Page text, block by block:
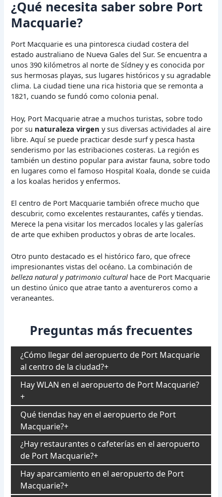
¿Qué necesita saber sobre Port
Macquarie?
Port Macquarie es una pintoresca ciudad costera del
estado australiano de Nueva Gales del Sur. Se encuentra a
unos 390 kilómetros al norte de Sídney y es conocida por
sus hermosas playas, sus lugares históricos y su agradable
clima. La ciudad tiene una rica historia que se remonta a
1821, cuando se fundó como colonia penal.
Hoy, Port Macquarie atrae a muchos turistas, sobre todo
por su naturaleza virgen y sus diversas actividades al aire
libre. Aquí se puede practicar desde surf y pesca hasta
senderismo por las estribaciones costeras. La región es
también un destino popular para avistar fauna, sobre todo
en lugares como el famoso Hospital Koala, donde se cuida
a los koalas heridos y enfermos.
El centro de Port Macquarie también ofrece mucho que
descubrir, como excelentes restaurantes, cafés y tiendas.
Merece la pena visitar los mercados locales y las galerías
de arte que exhiben productos y obras de arte locales.
Otro punto destacado es el histórico faro, que ofrece
impresionantes vistas del océano. La combinación de
belleza natural y patrimonio cultural hace de Port Macquarie
un destino único que atrae tanto a aventureros como a
veraneantes.
Preguntas más frecuentes
¿Cómo llegar del aeropuerto de Port Macquarie
al centro de la ciudad?
Hay WLAN en el aeropuerto de Port Macquarie?
Qué tiendas hay en el aeropuerto de Port
Macquarie?
¿Hay restaurantes o cafeterías en el aeropuerto
de Port Macquarie?
Hay aparcamiento en el aeropuerto de Port
Macquarie?